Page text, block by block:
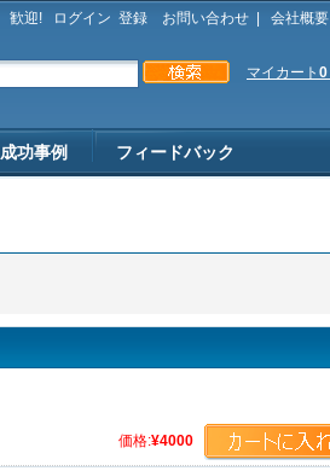
歓迎! ログイン 登録 お問い合わせ 会社概要
マイカート 0
成功事例 フィードバック
価格:¥4000